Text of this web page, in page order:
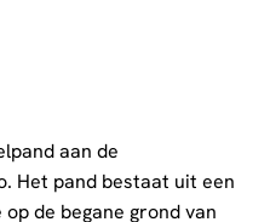
aan de
Het pand bestaat uit een
de begane grond van